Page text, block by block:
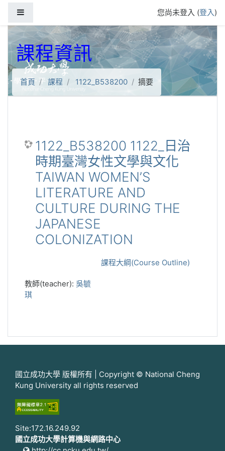
您尚未登入 (登入)
課程資訊
首頁 課程 1122_B538200 摘要
1122_B538200 1122_日治
時期臺灣女性文學與文化
TAIWAN WOMEN’S
LITERATURE AND
CULTURE DURING THE
JAPANESE
COLONIZATION
課程大綱(Course Outline)
教師(teacher): 吳毓
琪
國立成功大學 版權所有 | Copyright © National Cheng
Kung University all rights reserved
Site:172.16.249.92
國立成功大學計算機與網路中心